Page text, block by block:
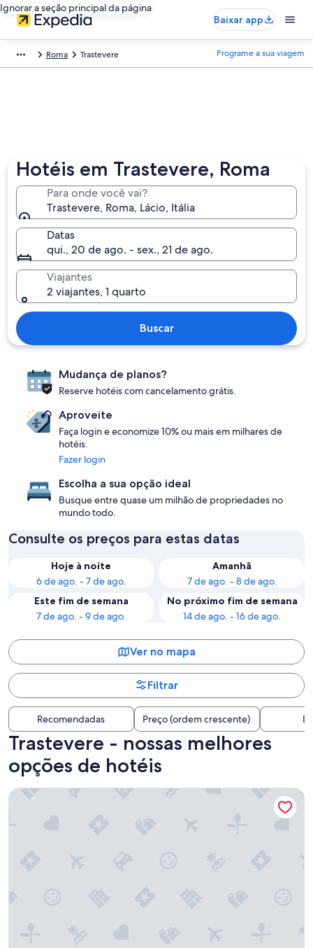
Ignorar a seção principal da página
Baixar app
Roma Trastevere Programe a sua viagem
Hotéis em Trastevere, Roma
Para onde você vai?
Trastevere, Roma, Lácio, Itália
Datas
qui., 20 de ago. - sex., 21 de ago.
Viajantes
2 viajantes, 1 quarto
Buscar
Mudança de planos?
Reserve hotéis com cancelamento grátis.
Aproveite
Faça login e economize 10% ou mais em milhares de
hotéis.
Fazer login
Escolha a sua opção ideal
Busque entre quase um milhão de propriedades no
mundo todo.
Consulte os preços para estas datas
Hoje à noite
6 de ago. - 7 de ago.
Amanhã
7 de ago. - 8 de ago.
Este fim de semana
7 de ago. - 9 de ago.
No próximo fim de semana
14 de ago. - 16 de ago.
Ver no mapa
Filtrar
Recomendadas Preço (ordem crescente)
Trastevere - nossas melhores
opções de hotéis
The Hive Hotel